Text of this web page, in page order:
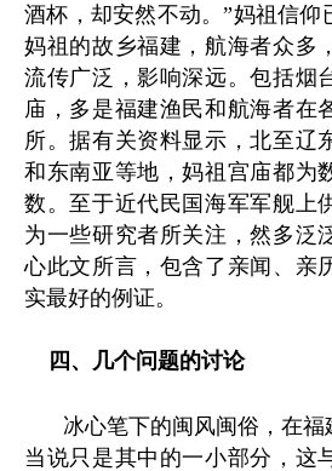
酒杯，却安然不动。”妈祖信仰
妈祖的故乡福建，航海者众多
流传广泛，影响深远。包括烟
庙，多是福建渔民和航海者在
所。据有关资料显示，北至辽
和东南亚等地，妈祖宫庙都为
数。至于近代民国海军军舰上
为一些研究者所关注，然多泛
心此文所言，包含了亲闻、亲
实最好的例证。
四 、 几个问题的讨论
冰心笔下的闽风闽俗，在
当说只是其中的一小部分，这